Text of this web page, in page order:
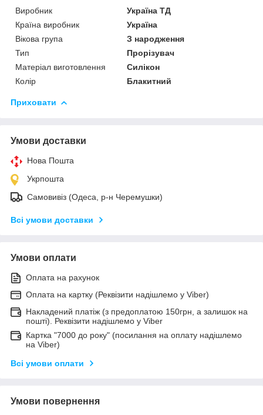
Виробник
Україна ТД
Країна виробник
Україна
Вікова група
З народження
Тип
Прорізувач
Матеріал виготовлення
Силікон
Колір
Блакитний
Приховати
Умови доставки
Нова Пошта
Укрпошта
Самовивіз (Одеса, р-н Черемушки)
Всі умови доставки
Умови оплати
Оплата на рахунок
Оплата на картку (Реквізити надішлемо у Viber)
Накладений платіж (з предоплатою 150грн, а залишок на
пошті). Реквізити надішлемо у Viber
Картка "7000 до року" (посилання на оплату надішлемо
на Viber)
Всі умови оплати
Умови повернення